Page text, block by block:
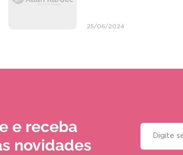
25/06/2024
e receba
novidades